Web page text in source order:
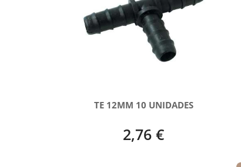
TE 12MM 10 UNIDADES
2,76 €